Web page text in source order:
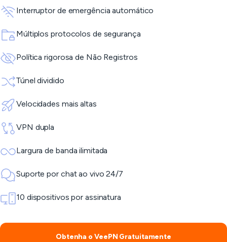
Interruptor de emergência automático
Múltiplos protocolos de segurança
Política rigorosa de Não Registros
Túnel dividido
Velocidades mais altas
VPN dupla
Largura de banda ilimitada
Suporte por chat ao vivo 24/7
10 dispositivos por assinatura
Obtenha o VeePN Gratuitamente